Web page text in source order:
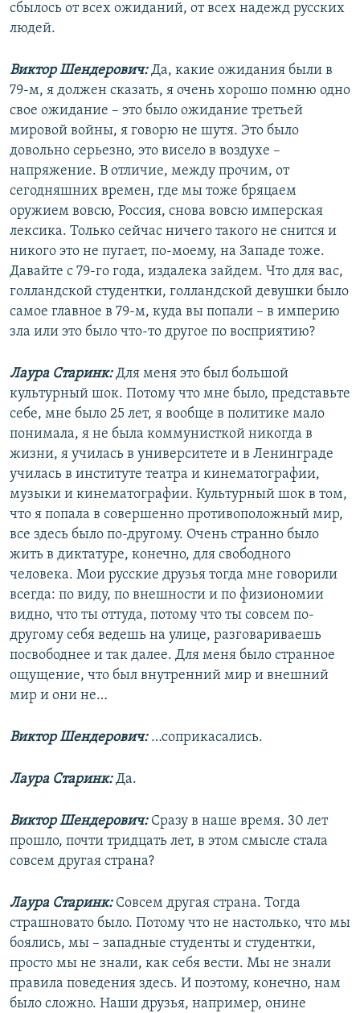
сбылось от всех ожиданий, от всех надежд русских
людей.
Виктор Шендерович:Да, какие ожидания были в
79-м, я должен сказать, я очень хорошо помню одно
свое ожидание – это было ожидание третьей
мировой войны, я говорю не шутя. Это было
довольно серьезно, это висело в воздухе –
напряжение. В отличие, между прочим, от
сегодняшних времен, где мы тоже бряцаем
оружием вовсю, Россия, снова вовсю имперская
лексика. Только сейчас ничего такого не снится и
никого это не пугает, по-моему, на Западе тоже.
Давайте с 79-го года, издалека зайдем. Что для вас,
голландской студентки, голландской девушки было
самое главное в 79-м, куда вы попали – в империю
зла или это было что-то другое по восприятию?
Лаура Старинк:Для меня это был большой
культурный шок. Потому что мне было, представьте
себе, мне было 25 лет, я вообще в политике мало
понимала, я не была коммунисткой никогда в
жизни, я училась в университете и в Ленинграде
училась в институте театра и кинематографии,
музыки и кинематографии. Культурный шок в том,
что я попала в совершенно противоположный мир,
все здесь было по-другому. Очень странно было
жить в диктатуре, конечно, для свободного
человека. Мои русские друзья тогда мне говорили
всегда: по виду, по внешности и по физиономии
видно, что ты оттуда, потому что ты совсем по-
другому себя ведешь на улице, разговариваешь
посвободнее и так далее. Для меня было странное
ощущение, что был внутренний мир и внешний
мир и они не…
Виктор Шендерович: …соприкасались.
Лаура Старинк:Да.
Виктор Шендерович: Сразу в наше время. 30 лет
прошло, почти тридцать лет, в этом смысле стала
совсем другая страна?
Лаура Старинк: Совсем другая страна. Тогда
страшновато было. Потому что не настолько, что мы
боялись, мы – западные студенты и студентки,
просто мы не знали, как себя вести. Мы не знали
правила поведения здесь. И поэтому, конечно, нам
было сложно. Наши друзья, например, онине